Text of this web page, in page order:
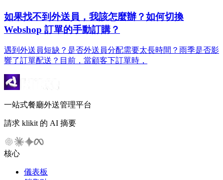
如果找不到外送員，我該怎麼辦？如何切換
Webshop 訂單的手動訂購？
遇到外送員短缺？是否外送員分配需要太長時間？雨季是否影
響了訂單配送？目前，當顧客下訂單時，
一站式餐廳外送管理平台
請求 klikit 的 AI 摘要
核心
儀表板